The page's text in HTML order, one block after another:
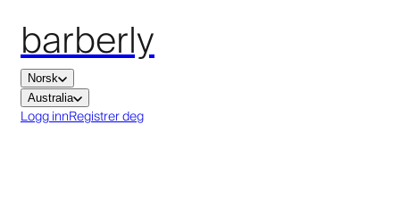
barberly
Norsk
Australia
Logg innRegistrer deg